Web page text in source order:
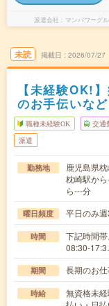
派遣会社 マンパワーグ
未読 掲載日 2026/07/27
【未経験OK!
のお手伝いな
職種未経験OK 交通
派遣
勤務地
鹿児島県
枕崎駅か
ら---分
曜日頻度 平日のみ週
時間
下記時間
08:30-
期間 長期のお
時給
無資格未